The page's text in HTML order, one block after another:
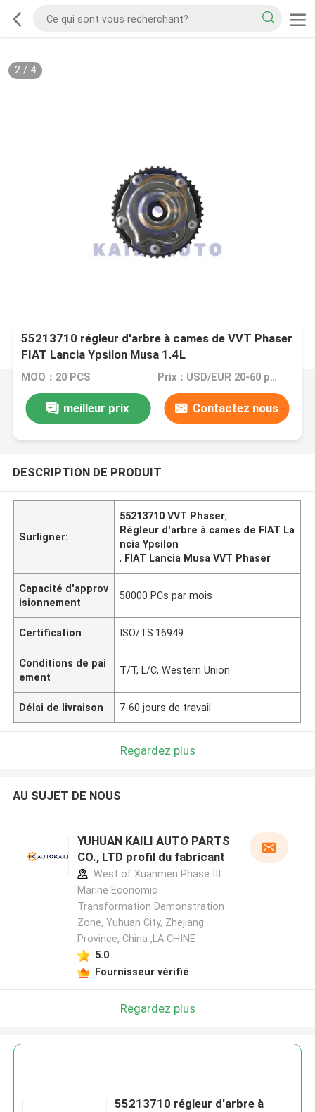
2/ 4
55213710 régleur d'arbre à cames de VVT Phaser
FIAT Lancia Ypsilon Musa 1.4L
MOQ：20 PCS Prix：USD/EUR 20-60 per pcs
meilleur prix Contactez nous
DESCRIPTION DE PRODUIT
Surligner:
55213710 VVT Phaser,
Régleur d'arbre à cames de FIAT La
ncia Ypsilon
, FIAT Lancia Musa VVT Phaser
Capacité d'approv
isionnement
50000 PCs par mois
Certification ISO/TS:16949
Conditions de pai
ement
T/T, L/C, Western Union
Délai de livraison 7-60 jours de travail
Regardez plus
AU SUJET DE NOUS
YUHUAN KAILI AUTO PARTS
CO., LTD profil du fabricant
West of Xuanmen Phase III
Marine Economic
Transformation Demonstration
Zone, Yuhuan City, Zhejiang
Province, China ,LA CHINE
5.0
Fournisseur vérifié
Regardez plus
55213710 régleur d'arbre à